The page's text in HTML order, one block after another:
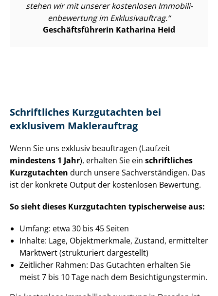
stehen wir mit unserer kostenlosen Im­mo­bi­li­
en­be­wer­tung im Exklusivauftrag.
Ge­schäfts­füh­re­rin Katharina Heid
Schriftliches Kurzgutachten bei
exklusivem Maklerauftrag
Wenn Sie uns exklusiv beauftragen (Laufzeit
mindestens 1 Jahr), erhalten Sie ein schriftliches
Kurzgutachten durch unsere Sach­ver­stän­di­gen. Das
ist der konkrete Output der kostenlosen Bewertung.
So sieht dieses Kurzgutachten typischerweise aus:
Umfang: etwa 30 bis 45 Seiten
Inhalte: Lage, Objektmerkmale, Zustand, ermittelter
Marktwert (strukturiert dargestellt)
Zeitlicher Rahmen: Das Gutachten erhalten Sie
meist 7 bis 10 Tage nach dem Be­sich­ti­gungs­ter­min.